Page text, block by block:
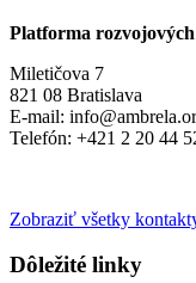
Platforma
Miletičova 7
821 08 Bratislava
E-mail:
Telefón: +421 2 20 44
Zobraziť všetky
Dôležité linky